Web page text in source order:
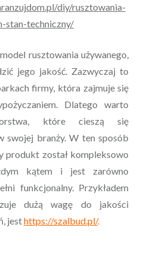
diy/rusztowania-
stan-techniczny/
rusztowania używanego,
jego jakość. Zazwyczaj to
firmy, która zajmuje się
Dlatego warto
które cieszą się
swojej branży. W ten sposób
produkt został kompleksowo
kątem i jest zarówno
funkcjonalny. Przykładem
dużą wagę do jakości
jesthttps://szalbud.pl/.